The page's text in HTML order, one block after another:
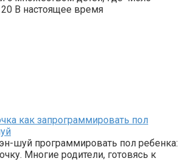
В настоящее время
как запрограммировать пол
шуй программировать пол ребенка:
Многие родители, готовясь к